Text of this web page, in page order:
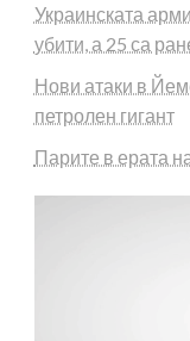
Украинската
убити, а 25 са
Нови атаки в
петролен гигант
Парите в ерата